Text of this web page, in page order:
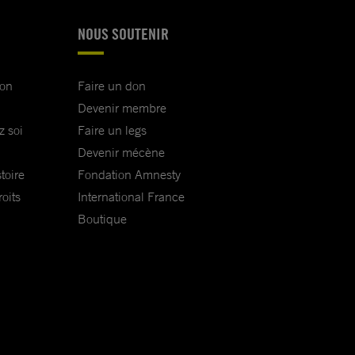
soi
NOUS SOUTENIR
Faire un don
Devenir membre
Faire un legs
Devenir mécène
Fondation Amnesty
International France
Boutique